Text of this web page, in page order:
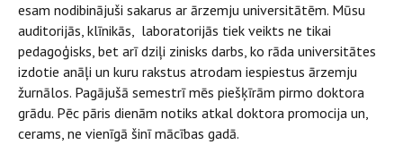
esam nodibinājuši sakarus ar ārzemju universitātēm. Mūsu
auditorijās, klīnikās, laboratorijās tiek veikts ne tikai
pedagoģisks, bet arī dziļi zinisks darbs, ko rāda universitātes
izdotie anāļi un kuru rakstus atrodam iespiestus ārzemju
žurnālos. Pagājušā semestrī mēs piešķīrām pirmo doktora
grādu. Pēc pāris dienām notiks atkal doktora promocija un,
cerams, ne vienīgā šinī mācības gadā.